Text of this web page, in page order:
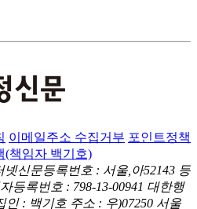
이메일주소 수집거부 포인트정책
(책임자 백기호)
넷신문등록번호 : 서울,아52143 등
등록번호 : 798-13-00941 대한행
인 : 백기호 주소 : 우)07250 서울